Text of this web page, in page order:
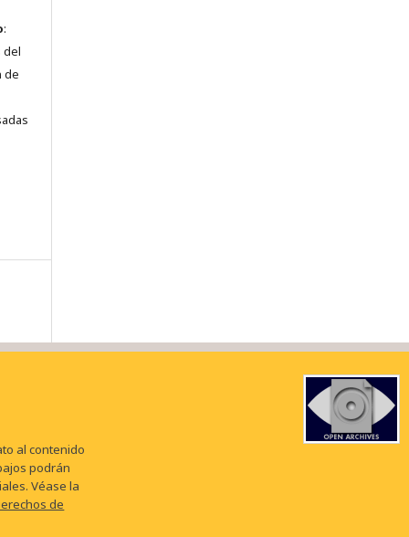
:
del
de
al contenido
podrán
Véase la
de